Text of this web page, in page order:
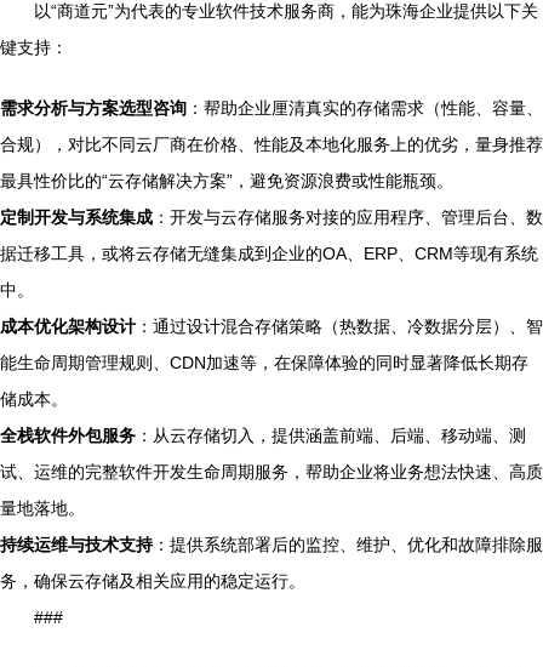
以“商道元”为代表的专业软件技术服务商，能为珠海企业提供以下关
键支持：
需求分析与方案选型咨询 ：帮助企业厘清真实的存储需求（性能、容量、
合规），对比不同云厂商在价格、性能及本地化服务上的优劣，量身推荐
最具性价比的“云存储解决方案”，避免资源浪费或性能瓶颈。
定制开发与系统集成 ：开发与云存储服务对接的应用程序、管理后台、数
据迁移工具，或将云存储无缝集成到企业的OA、ERP、CRM等现有系统
中。
成本优化架构设计 ：通过设计混合存储策略（热数据、冷数据分层）、智
能生命周期管理规则、CDN加速等，在保障体验的同时显著降低长期存
储成本。
全栈软件外包服务 ：从云存储切入，提供涵盖前端、后端、移动端、测
试、运维的完整软件开发生命周期服务，帮助企业将业务想法快速、高质
量地落地。
持续运维与技术支持：提供系统部署后的监控、维护、优化和故障排除服
务，确保云存储及相关应用的稳定运行。
###